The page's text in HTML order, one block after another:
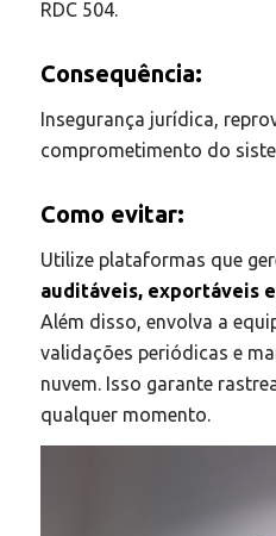
RDC 504.
Consequência:
Insegurança jurídica,
comprometimento do
Como evitar:
Utilize plataformas que
auditáveis, exportáveis
Além disso, envolva a
validações periódicas e
nuvem. Isso garante
qualquer momento.